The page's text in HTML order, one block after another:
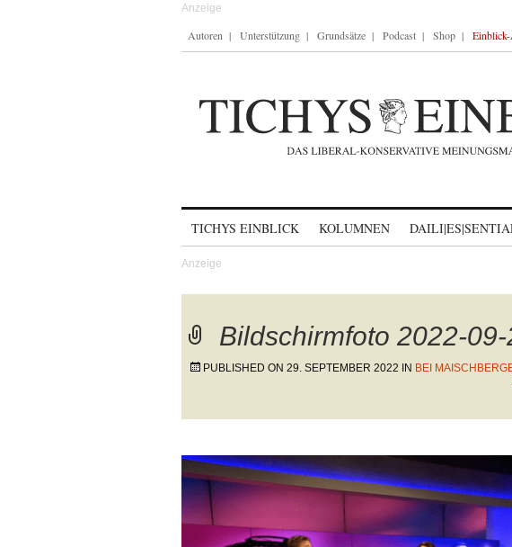
Autoren Unterstützung Grundsätze Podcast Shop
TICHYS EINBLICK KOLUMNEN
Bildschirmfoto 2022-
PUBLISHED ON 29. SEPTEMBER 2022 IN BEI